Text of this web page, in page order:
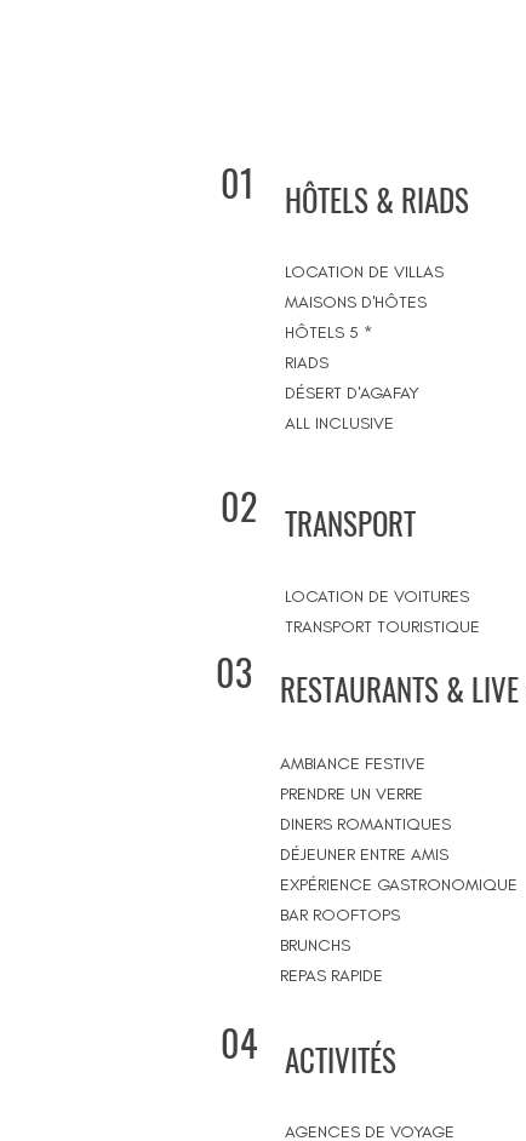
01 HÔTELS & RIADS
LOCATION DE VILLAS
MAISONS D'HÔTES
HÔTELS 5 *
RIADS
DÉSERT D'AGAFAY
ALL INCLUSIVE
02 TRANSPORT
LOCATION DE VOITURES
TRANSPORT TOURISTIQUE
03 RESTAURANTS &
AMBIANCE FESTIVE
PRENDRE UN VERRE
DINERS ROMANTIQUES
DÉJEUNER ENTRE AMIS
EXPÉRIENCE GASTRONOMIQUE
BAR ROOFTOPS
BRUNCHS
REPAS RAPIDE
04 ACTIVITÉS
AGENCES DE VOYAGE